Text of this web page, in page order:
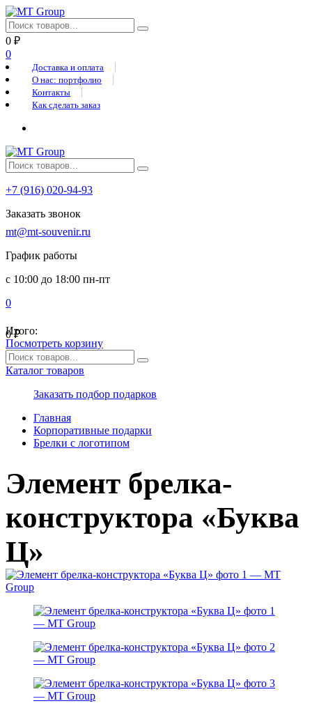
0 ₽
0
Доставка и оплата
О нас: портфолио
Контакты
Как сделать заказ
+7 (916) 020-94-93
Заказать звонок
mt@mt-souvenir.ru
График работы
с 10:00 до 18:00 пн-пт
0
0₽
Итого:
Посмотреть корзину
Каталог товаров
Заказать подбор подарков
Главная
Корпоративные подарки
Брелки с логотипом
Элемент брелка-
конструктора «Буква
Ц»